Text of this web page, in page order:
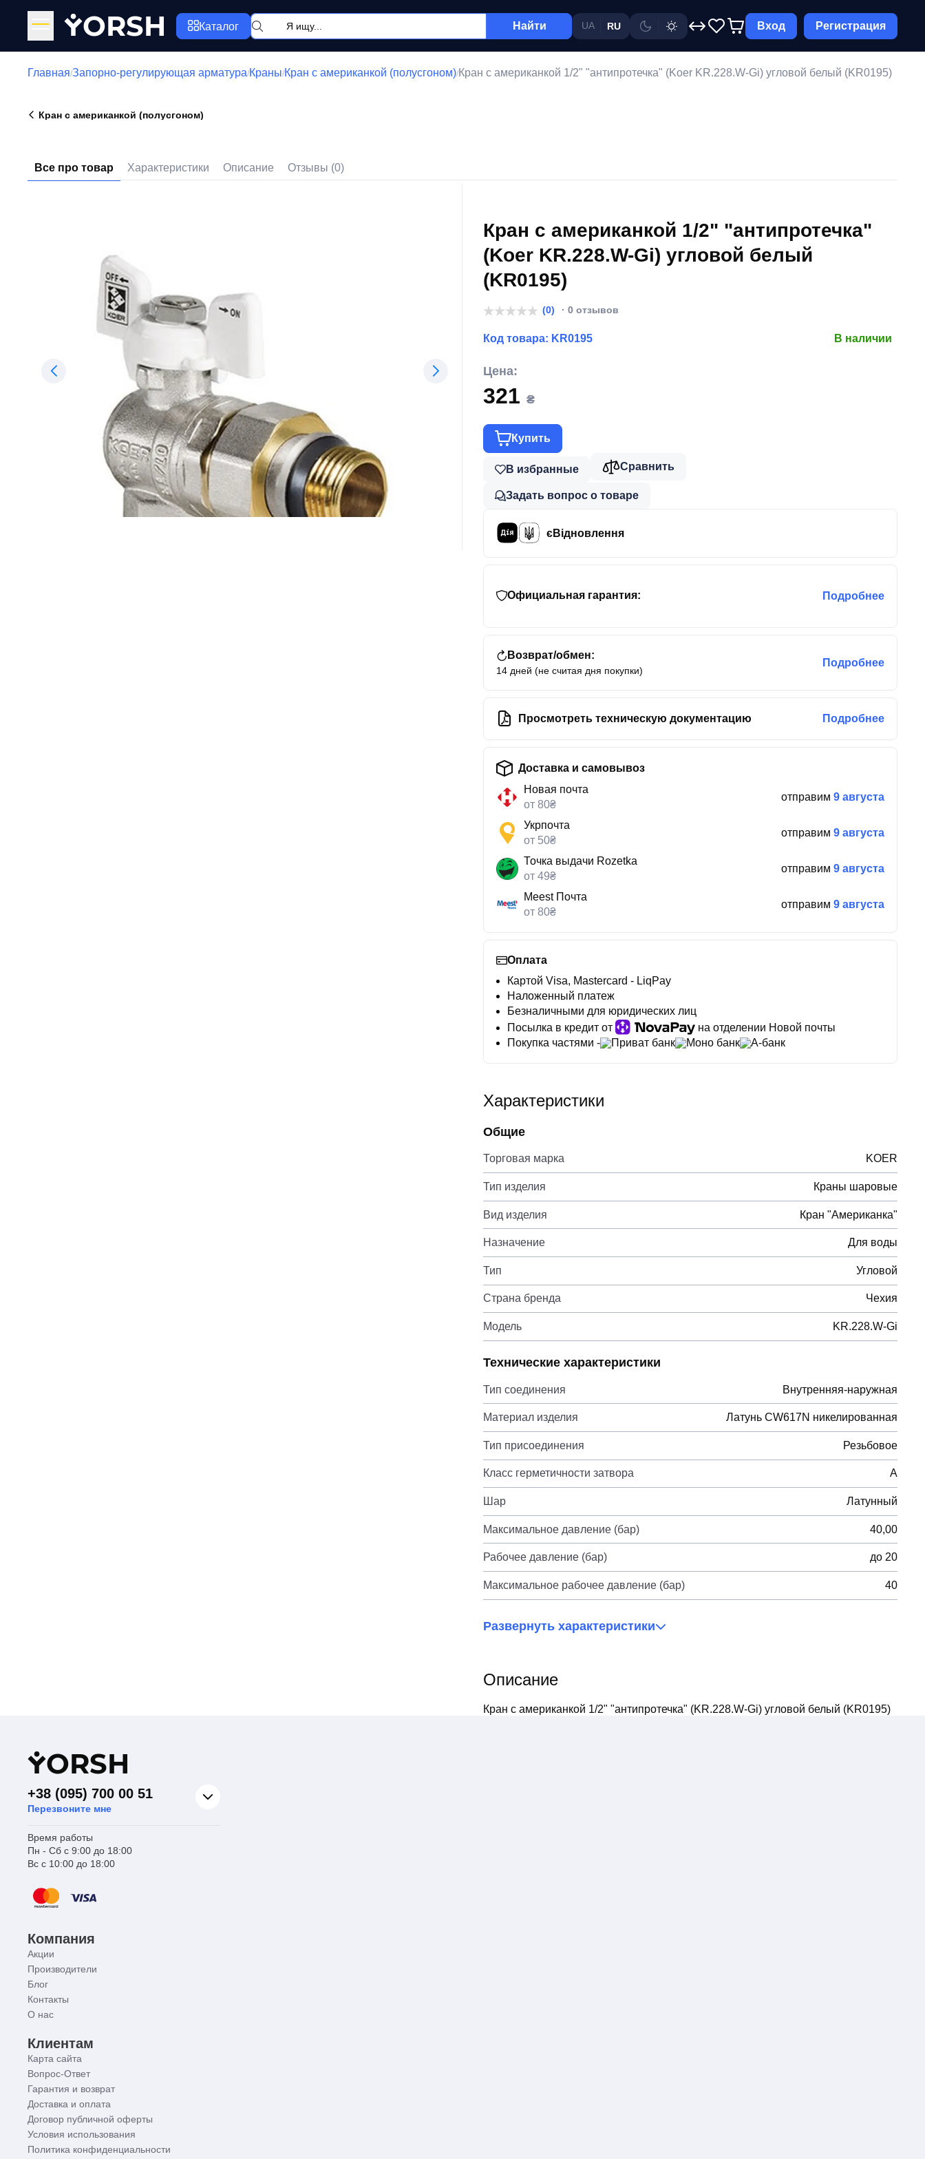
YORSH Каталог Найти UA RU Вход Регистрация
Главная/Запорно-регулирующая арматура/Краны/Кран с американкой (полусгоном)/Кран с американкой 1/2" "антипротечка" (Koer KR.228.W-Gi) угловой белый (KR0195)
Кран с американкой (полусгоном)
Все про товар Характеристики Описание Отзывы (0)
Кран с американкой 1/2" "антипротечка"
(Koer KR.228.W-Gi) угловой белый
(KR0195)
(0) · 0 отзывов
Код товара: KR0195 В наличии
Цена:
321 ₴
Купить
В избранные Сравнить
Задать вопрос о товаре
єВідновлення
Официальная гарантия: Подробнее
Возврат/обмен:
14 дней (не считая дня покупки)
Подробнее
Просмотреть техническую документацию Подробнее
Доставка и самовывоз
Новая почта
от 80₴
отправим 9 августа
Укрпочта
от 50₴
отправим 9 августа
Точка выдачи Rozetka
от 49₴
отправим 9 августа
Meest Почта
от 80₴
отправим 9 августа
Оплата
Картой Visa, Mastercard - LiqPay
Наложенный платеж
Безналичными для юридических лиц
Посылка в кредит от
на отделении Новой почты
Покупка частями -
Приват банк Моно банк А-банк
Характеристики
Общие
Торговая марка KOER
Тип изделия Краны шаровые
Вид изделия Кран "Американка"
Назначение Для воды
Тип Угловой
Страна бренда Чехия
Модель KR.228.W-Gi
Технические характеристики
Тип соединения Внутренняя-наружная
Материал изделия Латунь CW617N никелированная
Тип присоединения Резьбовое
Класс герметичности затвора А
Шар Латунный
Максимальное давление (бар) 40,00
Рабочее давление (бар) до 20
Максимальное рабочее давление (бар) 40
Развернуть характеристики
Описание
Кран с американкой 1/2" "антипротечка" (KR.228.W-Gi) угловой белый (KR0195)
YORSH
+38 (095) 700 00 51
Перезвоните мне
Время работы
Пн - Сб с 9:00 до 18:00
Вс с 10:00 до 18:00
Компания
Акции
Производители
Блог
Контакты
О нас
Клиентам
Карта сайта
Вопрос-Ответ
Гарантия и возврат
Доставка и оплата
Договор публичной оферты
Условия использования
Политика конфиденциальности